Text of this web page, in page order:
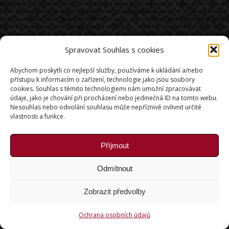
Spravovat Souhlas s cookies
Abychom poskytli co nejlepší služby, používáme k ukládání a/nebo
přístupu k informacím o zařízení, technologie jako jsou soubory
cookies. Souhlas s těmito technologiemi nám umožní zpracovávat
údaje, jako je chování při procházení nebo jedinečná ID na tomto webu.
Nesouhlas nebo odvolání souhlasu může nepříznivě ovlivnit určité
vlastnosti a funkce.
Příjmout
Odmítnout
Zobrazit předvolby
Ochrana osobních údajů